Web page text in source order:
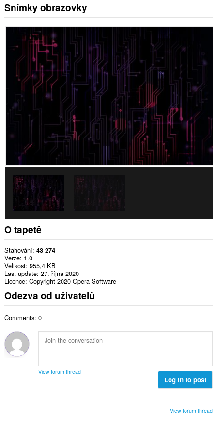
Snímky obrazovky
O tapetě
Stahování 43 274
Verze 1.0
Velikost 955,4 KB
Last update 27. října 2020
Licence Copyright 2020 Opera Software
Odezva od uživatelů
Comments: 0
View forum thread
Log in to post
View forum thread